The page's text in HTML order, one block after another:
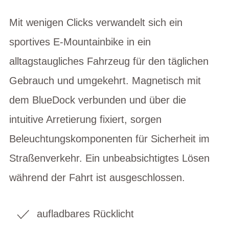
Mit wenigen Clicks verwandelt sich ein
sportives E-Mountainbike in ein
alltagstaugliches Fahrzeug für den täglichen
Gebrauch und umgekehrt. Magnetisch mit
dem BlueDock verbunden und über die
intuitive Arretierung fixiert, sorgen
Beleuchtungskomponenten für Sicherheit im
Straßenverkehr. Ein unbeabsichtigtes Lösen
während der Fahrt ist ausgeschlossen.
aufladbares Rücklicht